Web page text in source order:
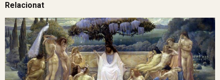
Relacionat